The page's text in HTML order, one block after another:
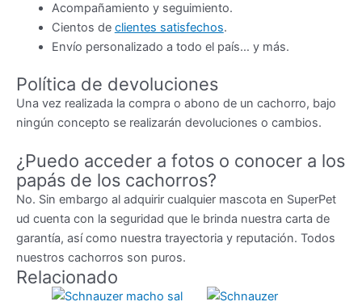
Acompañamiento y seguimiento.
Cientos de clientes satisfechos.
Envío personalizado a todo el país… y más.
Política de devoluciones
Una vez realizada la compra o abono de un cachorro, bajo
ningún concepto se realizarán devoluciones o cambios.
¿Puedo acceder a fotos o conocer a los
papás de los cachorros?
No. Sin embargo al adquirir cualquier mascota en SuperPet
ud cuenta con la seguridad que le brinda nuestra carta de
garantía, así como nuestra trayectoria y reputación. Todos
nuestros cachorros son puros.
Relacionado